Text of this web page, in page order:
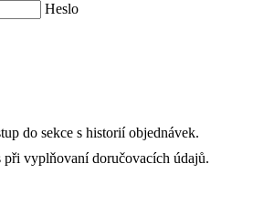
Heslo
do sekce s historií objednávek.
při vyplňovaní doručovacích údajů.